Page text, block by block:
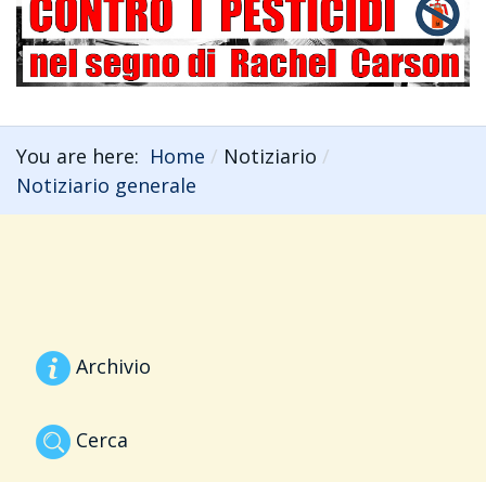
You are here: Home
Notiziario
Notiziario generale
Archivio
Cerca